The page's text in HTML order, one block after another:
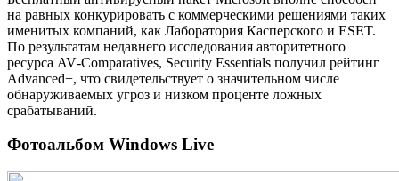
на равных конкурировать с коммерческими решениями таких
именитых компаний, как Лаборатория Касперского и ESET.
По результатам недавнего исследования авторитетного
ресурса AV‐Comparatives, Security Essentials получил рейтинг
Advanced+, что свидетельствует о значительном числе
обнаруживаемых угроз и низком проценте ложных
срабатываний.
Фотоальбом Windows Live